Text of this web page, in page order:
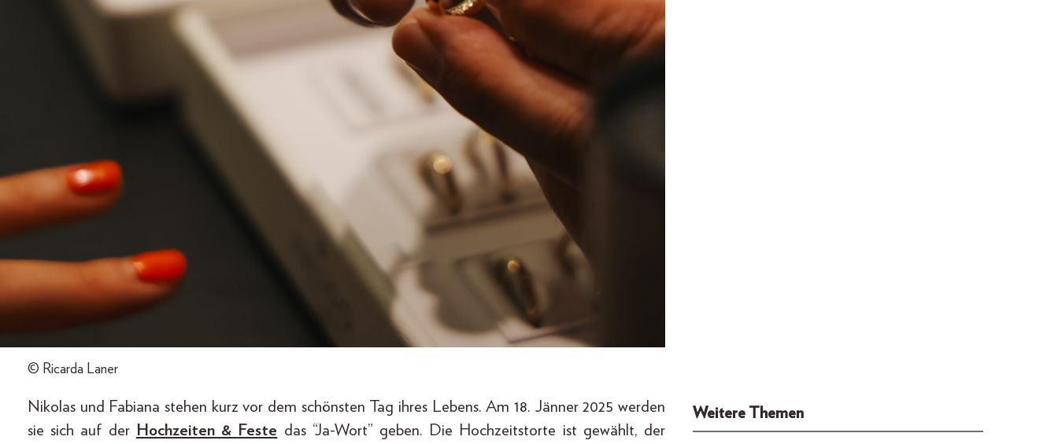
© Ricarda Laner
Nikolas und Fabiana stehen kurz vor dem schönsten Tag ihres Lebens. Am 18. Jänner 2025 werden
sie sich auf der Hochzeiten & Feste das “Ja-Wort” geben. Die Hochzeitstorte ist gewählt, der
Weitere Themen